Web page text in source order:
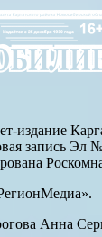
издание
запись
Анна